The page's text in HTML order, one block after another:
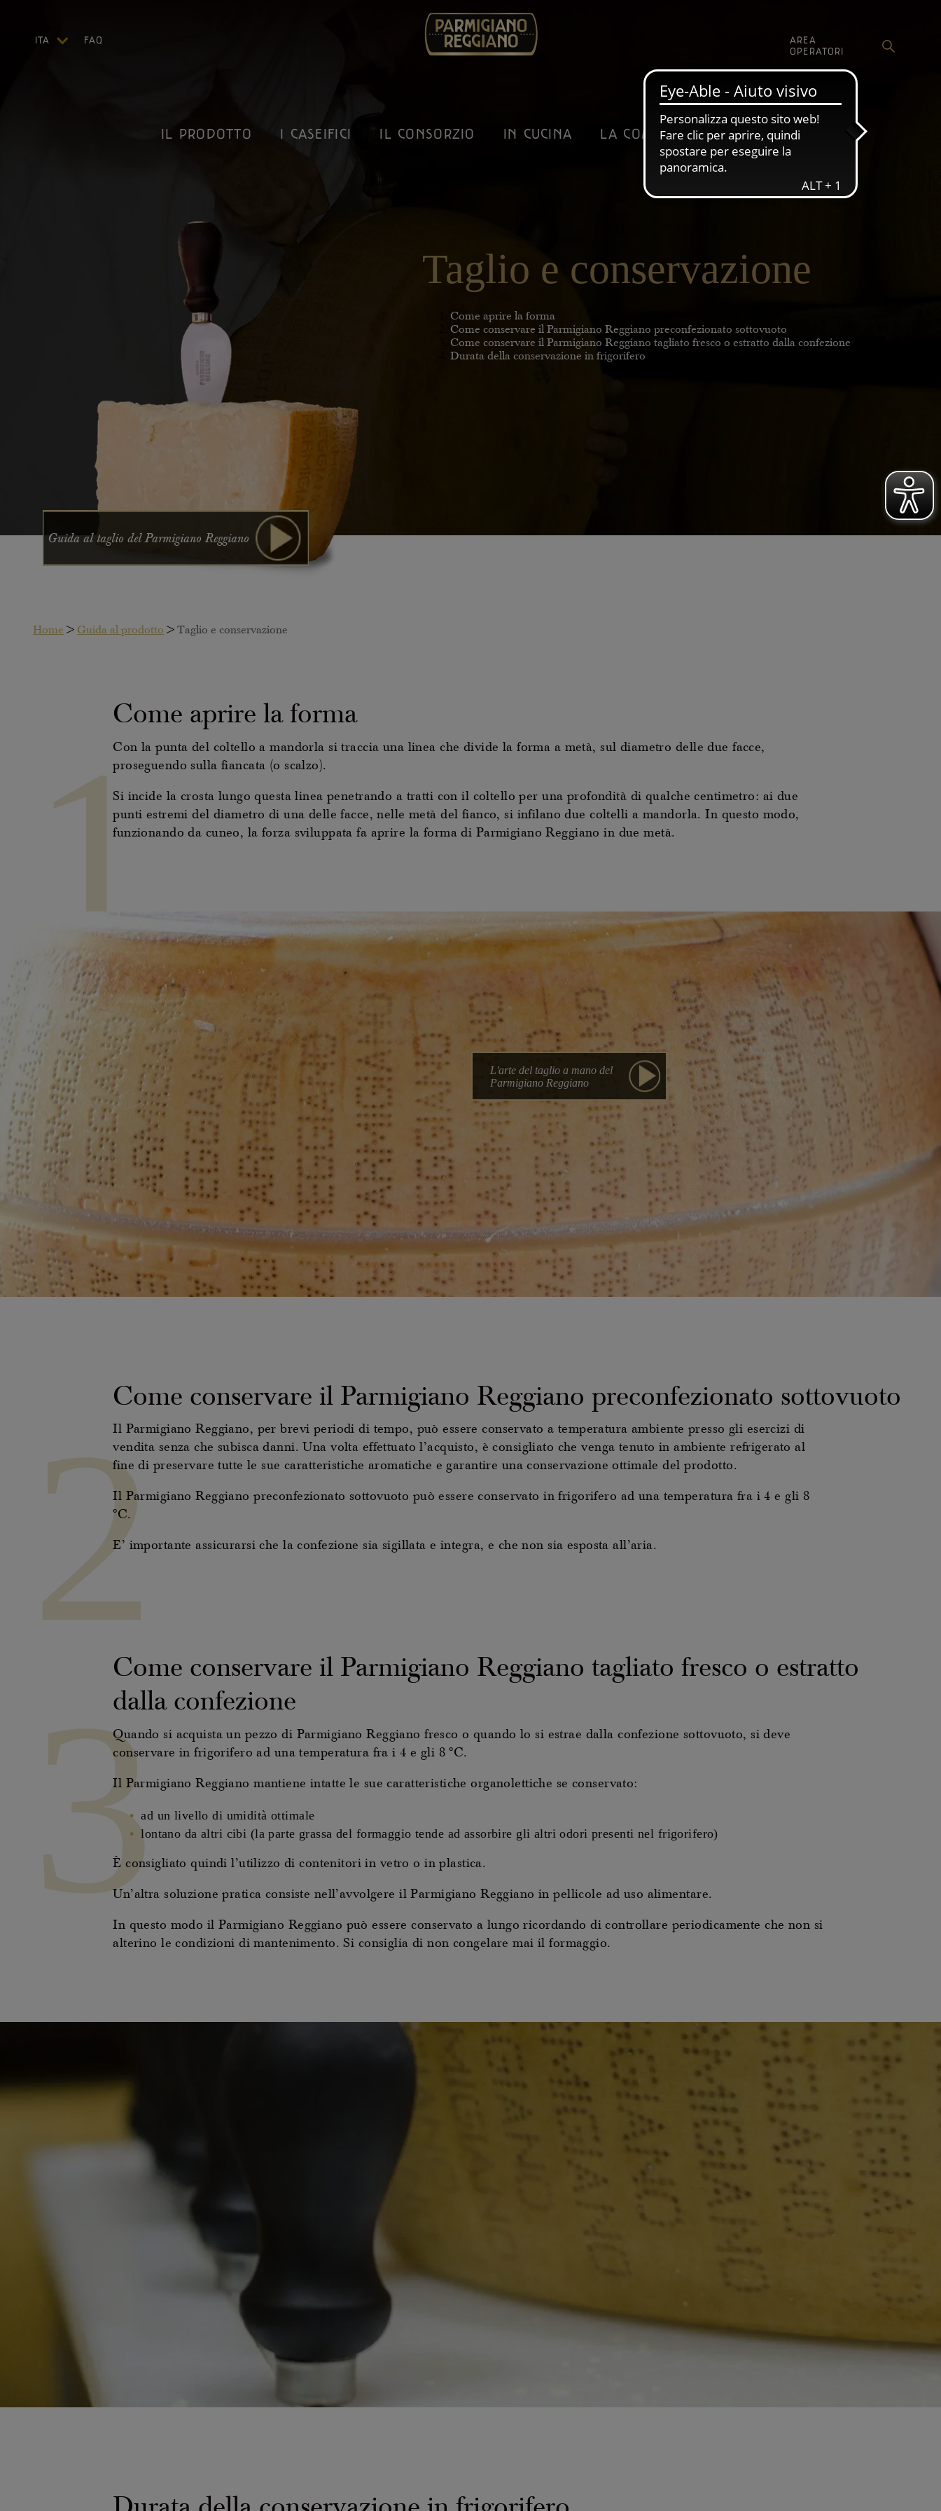
IL PRODOTTO I CASEIFICI IL CONSORZIO IN CUCINA LA COMUNICAZIONE SHOP
ITA
FAQ
AREA
OPERATORI
Taglio e conservazione
Come aprire la forma
Come conservare il Parmigiano Reggiano preconfezionato sottovuoto
Come conservare il Parmigiano Reggiano tagliato fresco o estratto dalla confezione
Durata della conservazione in frigorifero
Guida al taglio del Parmigiano Reggiano
Home > Guida al prodotto > Taglio e conservazione
1
Come aprire la forma
Con la punta del coltello a mandorla si traccia una linea che divide la forma a metà, sul diametro delle due facce,
proseguendo sulla fiancata (o scalzo).
Si incide la crosta lungo questa linea penetrando a tratti con il coltello per una profondità di qualche centimetro: ai due
punti estremi del diametro di una delle facce, nelle metà del fianco, si infilano due coltelli a mandorla. In questo modo,
funzionando da cuneo, la forza sviluppata fa aprire la forma di Parmigiano Reggiano in due metà.
L'arte del taglio a mano del
Parmigiano Reggiano
2
Come conservare il Parmigiano Reggiano preconfezionato sottovuoto
Il Parmigiano Reggiano, per brevi periodi di tempo, può essere conservato a temperatura ambiente presso gli esercizi di
vendita senza che subisca danni. Una volta effettuato l’acquisto, è consigliato che venga tenuto in ambiente refrigerato al
fine di preservare tutte le sue caratteristiche aromatiche e garantire una conservazione ottimale del prodotto.
Il Parmigiano Reggiano preconfezionato sottovuoto può essere conservato in frigorifero ad una temperatura fra i 4 e gli 8
°C.
E’ importante assicurarsi che la confezione sia sigillata e integra, e che non sia esposta all’aria.
3
Come conservare il Parmigiano Reggiano tagliato fresco o estratto
dalla confezione
Quando si acquista un pezzo di Parmigiano Reggiano fresco o quando lo si estrae dalla confezione sottovuoto, si deve
conservare in frigorifero ad una temperatura fra i 4 e gli 8 °C.
Il Parmigiano Reggiano mantiene intatte le sue caratteristiche organolettiche se conservato:
ad un livello di umidità ottimale
lontano da altri cibi (la parte grassa del formaggio tende ad assorbire gli altri odori presenti nel frigorifero)
È consigliato quindi l’utilizzo di contenitori in vetro o in plastica.
Un’altra soluzione pratica consiste nell’avvolgere il Parmigiano Reggiano in pellicole ad uso alimentare.
In questo modo il Parmigiano Reggiano può essere conservato a lungo ricordando di controllare periodicamente che non si
alterino le condizioni di mantenimento. Si consiglia di non congelare mai il formaggio.